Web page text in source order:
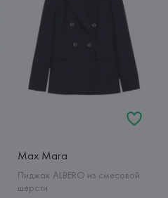
Max Mara
Пиджак ALBERO из смесовой
шерсти